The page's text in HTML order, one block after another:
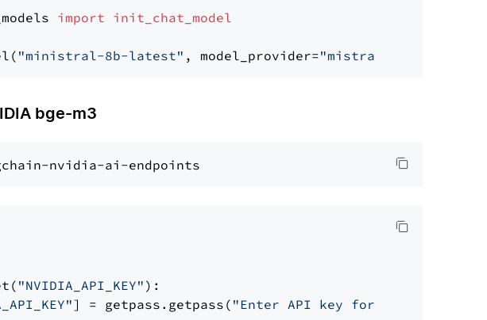
import init_chat_model
"ministral-8b-latest" , model_provider="mistralai"
bge-m3
"NVIDIA_API_KEY" ):
] = getpass.getpass( "Enter API key for NVIDIA: "